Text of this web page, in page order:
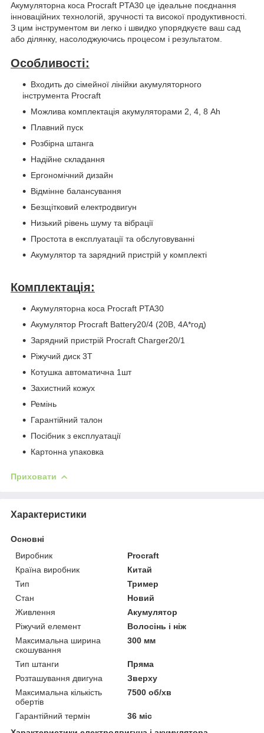
Акумуляторна коса Procraft PTA30 це ідеальне поєднання
інноваційних технологій, зручності та високої продуктивності.
З цим інструментом ви легко і швидко упорядкуєте ваш сад
або ділянку, насолоджуючись процесом і результатом.
Особливості:
Входить до сімейної лінійки акумуляторного
інструмента Procraft
Можлива комплектація акумуляторами 2, 4, 8 Аh
Плавний пуск
Розбірна штанга
Надійне складання
Ергономічний дизайн
Відмінне балансування
Безщітковий електродвигун
Низький рівень шуму та вібрації
Простота в експлуатації та обслуговуванні
Акумулятор та зарядний пристрій у комплекті
Комплектація:
Акумуляторна коса Procraft PTA30
Акумулятор Procraft Battery20/4 (20В, 4А*год)
Зарядний пристрій Procraft Charger20/1
Ріжучий диск 3Т
Котушка автоматична 1шт
Захистний кожух
Ремінь
Гарантійний талон
Посібник з експлуатації
Картонна упаковка
Приховати
Характеристики
Основні
Виробник
Procraft
Країна виробник
Китай
Тип
Тример
Стан
Новий
Живлення
Акумулятор
Ріжучий елемент
Волосінь і ніж
Максимальна ширина
скошування
300 мм
Тип штанги
Пряма
Розташування двигуна
Зверху
Максимальна кількість
обертів
7500 об/хв
Гарантійний термін
36 міс